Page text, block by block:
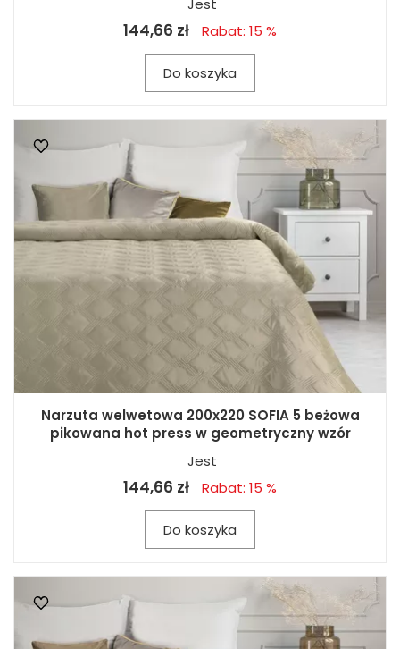
Jest
144,66 zł Rabat: 15 %
Do koszyka
Narzuta welwetowa 200x220 SOFIA 5 beżowa
pikowana hot press w geometryczny wzór
Jest
144,66 zł Rabat: 15 %
Do koszyka